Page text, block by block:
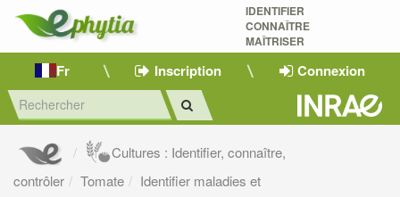
IDENTIFIER
CONNAÎTRE
MAÎTRISER
Fr Inscription Connexion
Cultures : Identifier, connaître,
contrôler
Tomate
Identifier maladies et